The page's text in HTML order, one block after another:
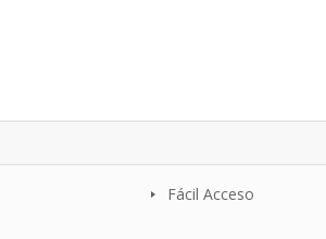
Fácil Acceso